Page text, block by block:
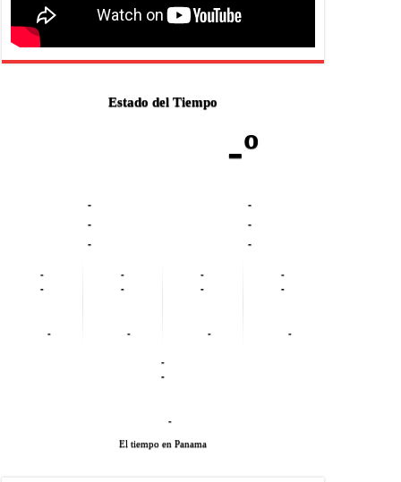
Estado del Tiempo
-º
-
-
-
-
-
-
-
-
-
-
-
-
-
-
-
-
-
-
-
-
-
El tiempo en Panama